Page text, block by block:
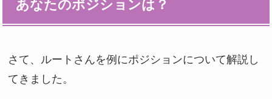
あなたのポジションは？
さて、ルートさんを例にポジションについて解説し
てきました。